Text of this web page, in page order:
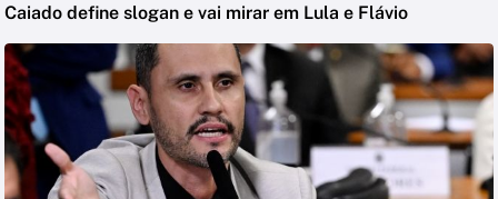
Caiado define slogan e vai mirar em Lula e Flávio